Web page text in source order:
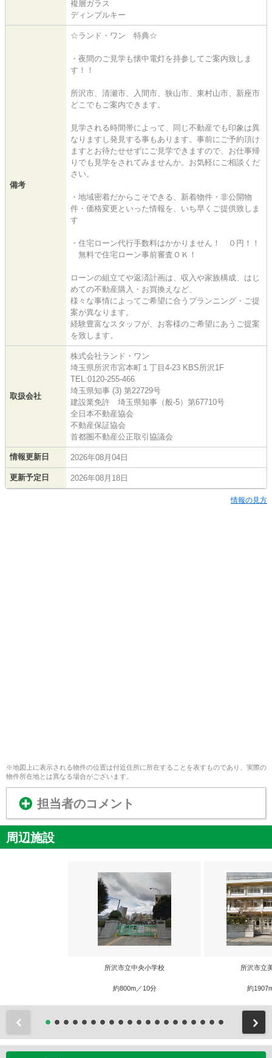
複層ガラス
ディンプルキー
備考
☆ランド・ワン 特典☆
・夜間のご見学も懐中電灯を持参してご案内致しま
す！！
所沢市、清瀬市、入間市、狭山市、東村山市、新座市
どこでもご案内できます。
見学される時間帯によって、同じ不動産でも印象は異
なりますし発見する事もあります。事前にご予約頂け
ますとお待たせせずにご見学できますので、お仕事帰
りでも見学をされてみませんか。お気軽にご相談くだ
さい。
・地域密着だからこそできる、新着物件・非公開物
件・価格変更といった情報を、いち早くご提供致しま
す
・住宅ローン代行手数料はかかりません！ ０円！！
無料で住宅ローン事前審査ＯＫ！
ローンの組立てや返済計画は、収入や家族構成、はじ
めての不動産購入・お買換えなど、
様々な事情によってご希望に合うプランニング・ご提
案が異なります。
経験豊富なスタッフが、お客様のご希望にあうご提案
を致します。
取扱会社
株式会社ランド・ワン
埼玉県所沢市宮本町１丁目4-23 KBS所沢1F
TEL:0120-255-466
埼玉県知事 (3) 第22729号
建設業免許 埼玉県知事（般-5）第67710号
全日本不動産協会
不動産保証協会
首都圏不動産公正取引協議会
情報更新日 2026年08月04日
更新予定日 2026年08月18日
情報の見方
※地図上に表示される物件の位置は付近住所に所在することを表すものであり、実際の
物件所在地とは異なる場合がございます。
担当者のコメント
周辺施設
所沢市立中央小学校
約800m／10分
所沢市立
約